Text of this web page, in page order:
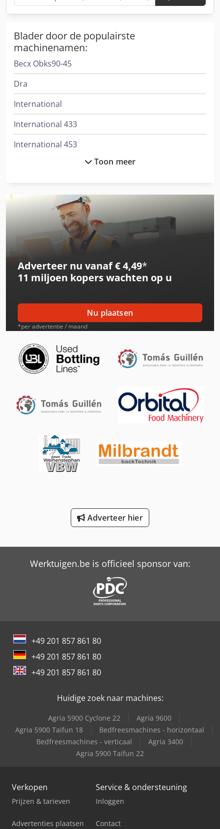
Blader door de populairste
machinenamen:
Becx Obks90-45
Dra
International
International 433
International 453
International 554
International 644
International 654
Job-Mann 200-35
Profi Press
Schaffer 2345 T
Schaffer 2345 T Slt
Schaffer 5680 T
Schaffer 6370 T
Schaffer 6680 T
Schaffer 9330 T
Schaffer 9380 T
Trailer And Tools
Toon meer
Adverteer nu vanaf € 4,49*
11 miljoen koperswachten op u
Nu plaatsen
*per advertentie / maand
Adverteer hier
Werktuigen.be is officieel sponsor van:
+49 201 857 861 80
+49 201 857 861 80
+49 201 857 861 80
Huidige zoek naar machines:
Agria 5900 Cyclone 22
Agria 9600
Agria 5900 Taifun 18
Bedfreesmachines - horizontaal
Bedfreesmachines - verticaal
Agria 3400
Agria 5900 Taifun 22
Verkopen
Prijzen & tarieven
Advertenties plaatsen
Service & ondersteuning
Inloggen
Contact